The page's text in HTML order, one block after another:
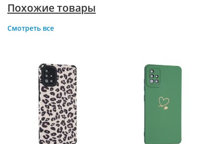
Похожие товары
Смотреть все